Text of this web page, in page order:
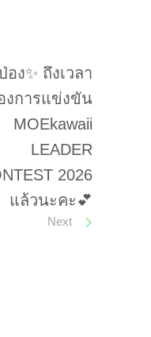
อง✨ ถึงเวลา
งการแข่งขัน
MOEkawaii
LEADER
2026
แล้วนะคะ💕
Next